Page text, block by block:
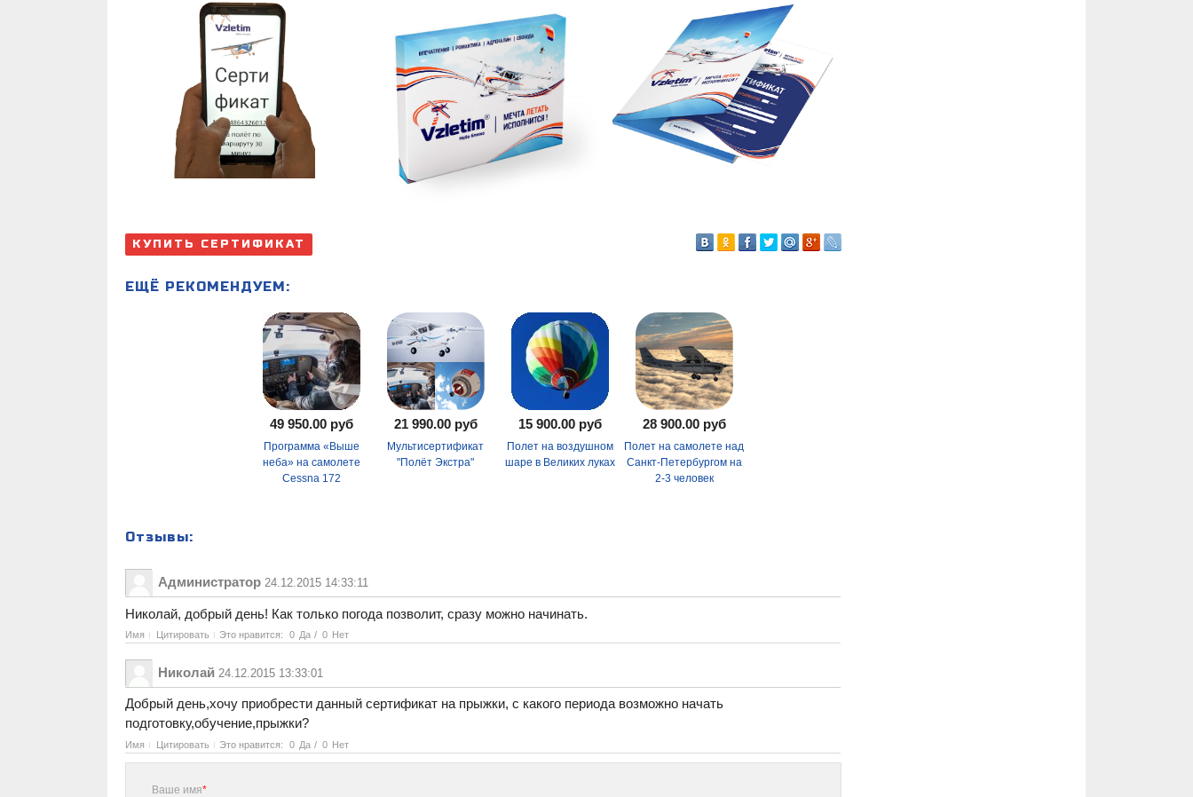
КУПИТЬ СЕРТИФИКАТ
ЕЩЁ РЕКОМЕНДУЕМ:
49 950.00 руб
Программа «Выше
неба» на самолете
Cessna 172
21 990.00 руб
Мультисертификат
"Полёт Экстра"
15 900.00 руб
Полет на воздушном
шаре в Великих луках
28 900.00 руб
Полет на самолете над
Санкт-Петербургом на
2-3 человек
Отзывы:
Администратор 24.12.2015 14:33:11
Николай, добрый день! Как только погода позволит, сразу можно начинать.
Имя Цитировать Это нравится: 0 Да / 0 Нет
Николай 24.12.2015 13:33:01
Добрый день,хочу приобрести данный сертификат на прыжки, с какого периода возможно начать
подготовку,обучение,прыжки?
Имя Цитировать Это нравится: 0 Да / 0 Нет
Ваше имя*